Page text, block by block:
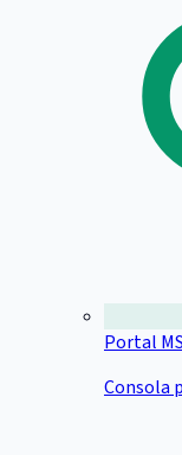
Portal
Consola